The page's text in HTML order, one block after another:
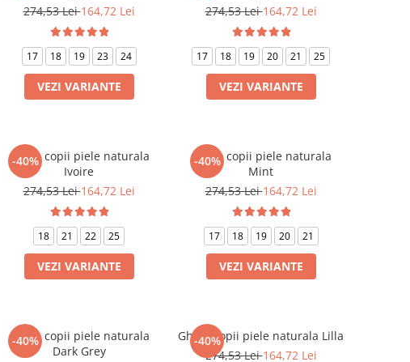
274,53 Lei164,72 Lei
17 18 19 23 24
VEZI VARIANTE
274,53 Lei164,72 Lei
17 18 19 20 21 25
VEZI VARIANTE
-40%
Ghete copii piele naturala
Ivoire
274,53 Lei164,72 Lei
18 21 22 25
VEZI VARIANTE
-40%
Ghete copii piele naturala
Mint
274,53 Lei164,72 Lei
17 18 19 20 21
VEZI VARIANTE
-40%
Ghete copii piele naturala
Dark Grey
-40%
Ghete copii piele naturala Lilla
274,53 Lei164,72 Lei